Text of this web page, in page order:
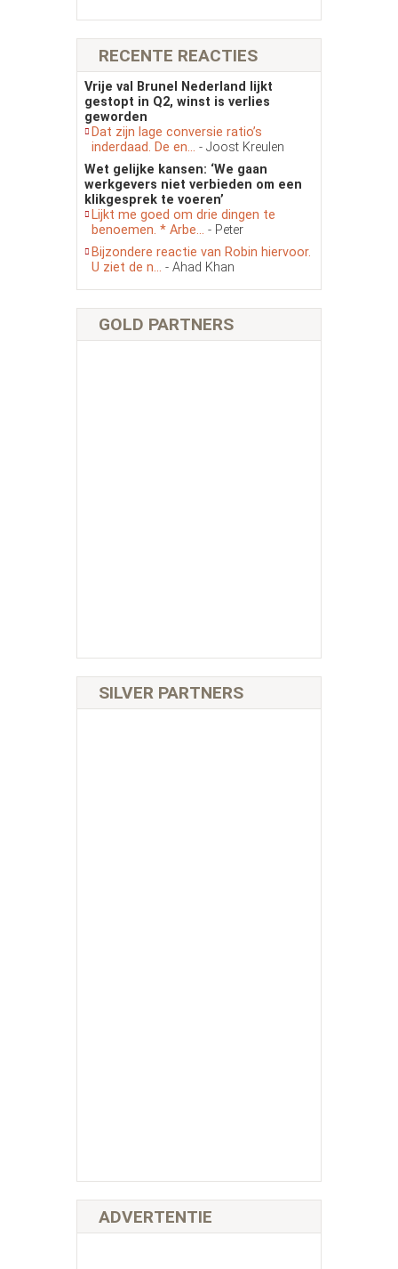
RECENTE REACTIES
Vrije val Brunel Nederland lijkt
gestopt in Q2, winst is verlies
geworden
Dat zijn lage conversie ratio’s
inderdaad. De en... - Joost Kreulen
Wet gelijke kansen: ‘We gaan
werkgevers niet verbieden om een
klikgesprek te voeren’
Lijkt me goed om drie dingen te
benoemen. * Arbe... - Peter
Bijzondere reactie van Robin hiervoor.
U ziet de n... - Ahad Khan
GOLD PARTNERS
SILVER PARTNERS
ADVERTENTIE